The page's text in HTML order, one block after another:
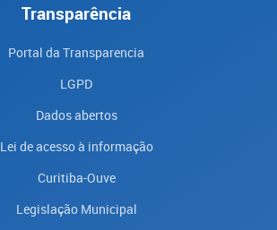
Transparência
Portal da Transparencia
LGPD
Dados abertos
Lei de acesso à informação
Curitiba-Ouve
Legislação Municipal